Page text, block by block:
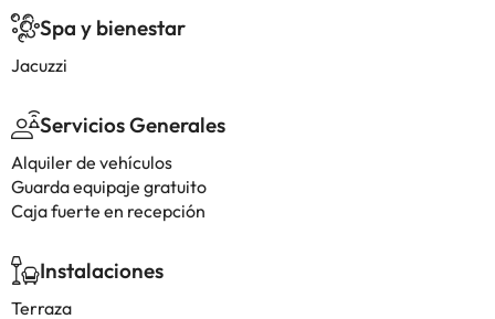
Spa y bienestar
Jacuzzi
Servicios Generales
Alquiler de vehículos
Guarda equipaje gratuito
Caja fuerte en recepción
Instalaciones
Terraza